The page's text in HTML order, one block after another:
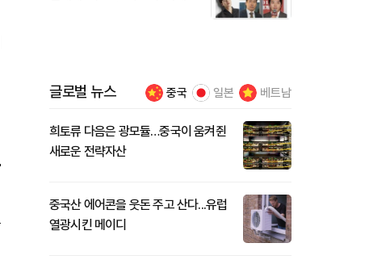
글로벌 뉴스 중국 일본 베트남
희토류 다음은 광모듈…중국이 움켜쥔
새로운 전략자산
중국산 에어콘을 웃돈 주고 산다...유럽
열광시킨 메이디